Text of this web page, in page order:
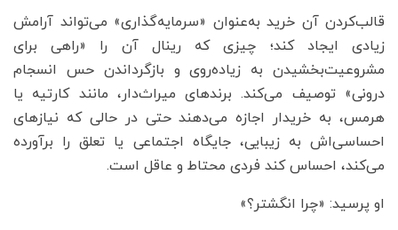
قالب‌کردن آن خرید به‌عنوان «سرمایه‌گذاری» می‌تواند آرامش
زیادی ایجاد کند؛ چیزی که رینال آن را «راهی برای
مشروعیت‌بخشیدن به زیاده‌روی و بازگرداندن حس انسجام
درونی» توصیف می‌کند. برندهای میراث‌دار، مانند کارتیه یا
هرمس، به خریدار اجازه می‌دهند حتی در حالی که نیازهای
احساسی‌اش به زیبایی، جایگاه اجتماعی یا تعلق را برآورده
می‌کند، احساس کند فردی محتاط و عاقل است.
او پرسید: «چرا انگشتر؟»